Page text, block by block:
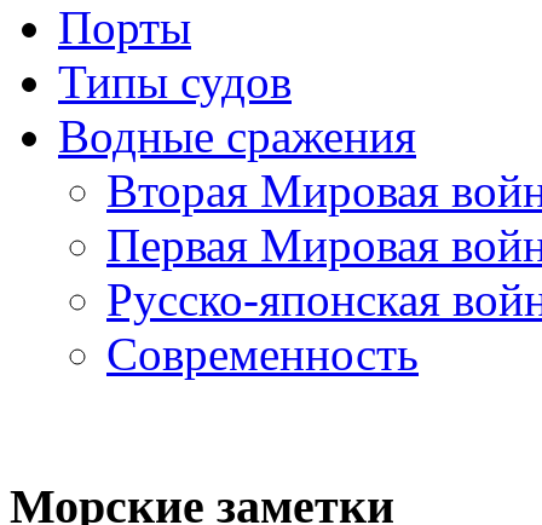
Порты
Типы судов
Водные сражения
Вторая Мировая
Первая Мировая
Русско-японская
Современность
Морские заметки